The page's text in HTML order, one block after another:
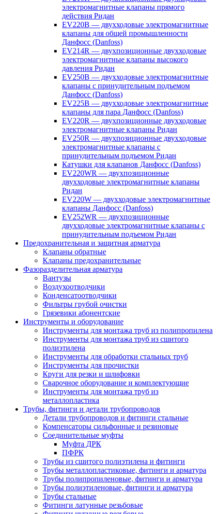
электромагнитные клапаны прямого
действия Ридан
EV220B — двухходовые электромагнитные
клапаны для общей промышленности
Данфосс (Danfoss)
EV214R — двухпозиционные двухходовые
электромагнитные клапаны высокого
давления Ридан
EV250B — двухходовые электромагнитные
клапаны с принудительным подъемом
Данфосс (Danfoss)
EV225B — двухходовые электромагнитные
клапаны для пара Данфосс (Danfoss)
EV220R — двухпозиционные двухходовые
электромагнитные клапаны Ридан
EV250R — двухпозиционные двухходовые
электромагнитные клапаны с
принудительным подъемом Ридан
Катушки для клапанов Данфосс (Danfoss)
EV220WR — двухпозиционные
двухходовые электромагнитные клапаны
Ридан
EV220W — двухходовые электромагнитные
клапаны Данфосс (Danfoss)
EV252WR — двухпозиционные
двухходовые электромагнитные клапаны с
принудительным подъемом Ридан
Предохранительная и защитная арматура
Клапаны обратные
Клапаны предохранительные
Фазоразделительная арматура
Вантузы
Воздухоотводчики
Конденсатоотводчики
Фильтры грубой очистки
Грязевики абонентские
Инструменты и оборудование
Инструменты для монтажа труб из полипропилена
Инструменты для монтажа труб из сшитого
полиэтилена
Инструменты для обработки стальных труб
Инструменты для прочистки
Круги для резки и шлифовки
Сварочное оборудование и комплектующие
Инструменты для монтажа труб из
металлопластика
Трубы, фитинги и детали трубопроводов
Детали трубопроводов и фитинги стальные
Компенсаторы сильфонные и резиновые
Соединительные муфты
Муфта ДРК
ПФРК
Трубы из сшитого полиэтилена и фитинги
Трубы металлопластиковые, фитинги и арматура
Трубы полипропиленовые, фитинги и арматура
Трубы полиэтиленовые, фитинги и арматура
Трубы стальные
Фитинги латунные резьбовые